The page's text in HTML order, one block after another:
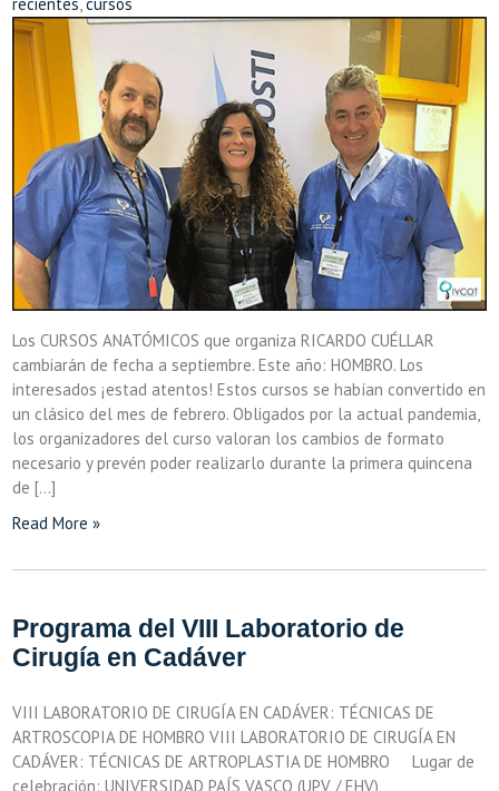
Los CURSOS ANATÓMICOS que organiza RICARDO CUÉLLAR
cambiarán de fecha a septiembre. Este año: HOMBRO. Los
interesados ¡estad atentos! Estos cursos se habían convertido en
un clásico del mes de febrero. Obligados por la actual pandemia,
los organizadores del curso valoran los cambios de formato
necesario y prevén poder realizarlo durante la primera quincena
de […]
Read More »
Programa del VIII Laboratorio de
Cirugía en Cadáver
VIII LABORATORIO DE CIRUGÍA EN CADÁVER: TÉCNICAS DE
ARTROSCOPIA DE HOMBRO VIII LABORATORIO DE CIRUGÍA EN
CADÁVER: TÉCNICAS DE ARTROPLASTIA DE HOMBRO Lugar de
celebración: UNIVERSIDAD PAÍS VASCO (UPV / EHV),